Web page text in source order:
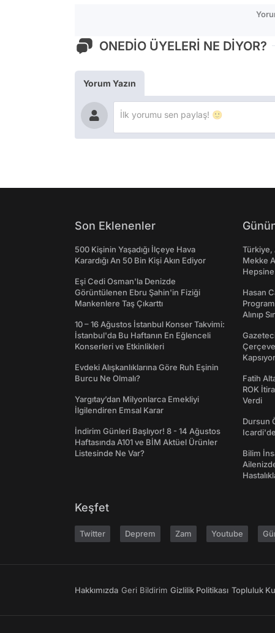
ONEDİO ÜYELERİ NE DİYOR?
Yorum Yazın
Son Eklenenler
500 Kişinin Yaşadığı İlçeye Hava
Karardığı An 50 Bin Kişi Akın Ediyor
Eşi Cedi Osman'la Denizde
Görüntülenen Ebru Şahin'in Fiziği
Mankenlere Taş Çıkarttı
10 – 16 Ağustos İstanbul Konser Takvimi:
İstanbul'da Bu Haftanın En Eğlenceli
Konserleri ve Etkinlikleri
Evdeki Alışkanlıklarına Göre Ruh Eşinin
Burcu Ne Olmalı?
Yargıtay’dan Milyonlarca Emekliyi
İlgilendiren Emsal Karar
İndirim Günleri Başlıyor! 8 - 14 Ağustos
Haftasında A101 ve BİM Aktüel Ürünler
Listesinde Ne Var?
Türkiye,
Mekke
Hepsine
Hasan
Alınıp
Kapsıyor
Fatih
ROK
Verdi
Dursun
Bilim
Keşfet
Twitter Deprem Zam Youtube
Hakkımızda Geri Bildirim Gizlilik Politikası Topluluk